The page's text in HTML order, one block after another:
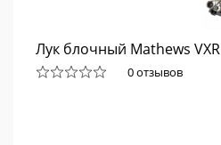
Лук блочный Mathews
0 отзывов